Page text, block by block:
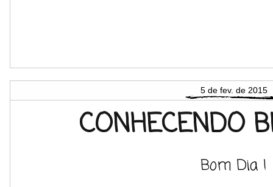
5 de fev. de 2015
CONHECENDO
Bom Dia !